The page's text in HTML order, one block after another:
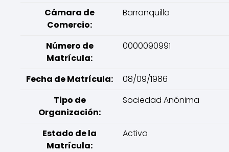
Cámara de
Comercio:
Barranquilla
Número de
Matrícula:
0000090991
Fecha de Matrícula:
08/09/1986
Tipo de
Organización:
Sociedad Anónima
Estado de la
Matrícula:
Activa